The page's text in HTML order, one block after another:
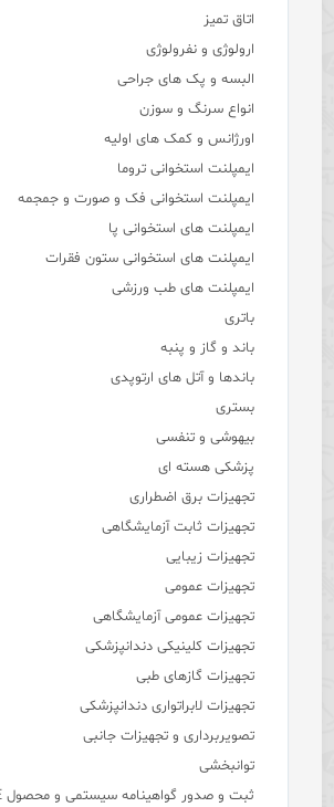
اتاق تمیز
ارولوژی و نفرولوژی
البسه و پک های جراحی
انواع سرنگ و سوزن
اورژانس و کمک های اولیه
ایمپلنت استخوانی تروما
ایمپلنت استخوانی فک و صورت و جمجمه
ایمپلنت های استخوانی پا
ایمپلنت های استخوانی ستون فقرات
ایمپلنت های طب ورزشی
باتری
باند و گاز و پنبه
باندها و آتل های ارتوپدی
بستری
بیهوشی و تنفسی
پزشکی هسته ای
تجهیزات برق اضطراری
تجهیزات ثابت آزمایشگاهی
تجهیزات زیبایی
تجهیزات عمومی
تجهیزات عمومی آزمایشگاهی
تجهیزات کلینیکی دندانپزشکی
تجهیزات گازهای طبی
تجهیزات لابراتواری دندانپزشکی
تصویربرداری و تجهیزات جانبی
توانبخشی
ثبت و صدور گواهینامه سیستمی و محصول ISO - CE